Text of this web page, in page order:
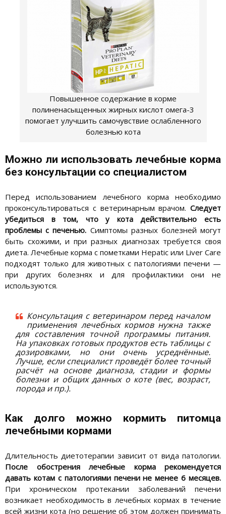
Повышенное содержание в корме
полиненасыщенных жирных кислот омега-3
помогает улучшить самочувствие ослабленного
болезнью кота
Можно ли использовать лечебные корма
без консультации со специалистом
Перед использованием лечебного корма необходимо
проконсультироваться с ветеринарным врачом. Следует
убедиться в том, что у кота действительно есть
проблемы с печенью. Симптомы разных болезней могут
быть схожими, и при разных диагнозах требуется своя
диета. Лечебные корма с пометками Hepatic или Liver Care
подходят только для животных с патологиями печени —
при других болезнях и для профилактики они не
используются.
Консультация с ветеринаром перед началом
применения лечебных кормов нужна также
для составления точной программы питания.
На упаковках готовых продуктов есть таблицы с
дозировками, но они очень усреднённые.
Лучше, если специалист проведёт более точный
расчёт на основе диагноза, стадии и формы
болезни и общих данных о коте (вес, возраст,
порода и пр.).
Как долго можно кормить питомца
лечебными кормами
Длительность диетотерапии зависит от вида патологии.
После обострения лечебные корма рекомендуется
давать котам с патологиями печени не менее 6 месяцев.
При хроническом протекании заболеваний печени
возникает необходимость в лечебных кормах в течение
всей жизни кота (но решение об этом должен принимать